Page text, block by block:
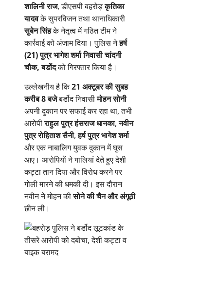
शालिनी राज, डीएसपी बहरोड़कृतिका
यादवके सुपरविजन तथा थानाधिकारी
सुबेन सिंहके नेतृत्व में गठित टीम ने
कार्रवाई को अंजाम दिया। पुलिस नेहर्ष
(21) पुत्र भागेश शर्मा निवासी चांदनी
चौक, बर्डोदको गिरफ्तार किया है।
उल्लेखनीय है कि21 अक्टूबर की सुबह
करीब 8 बजेबर्डोद निवासीमोहन सोनी
अपनी दुकान पर सफाई कर रहा था, तभी
आरोपीराहुल पुत्र हंसराज धानका,नवीन
पुत्र रोहिताश सैनी,हर्ष पुत्र भागेश शर्मा
और एक नाबालिग युवक दुकान में घुस
आए। आरोपियों ने गालियां देते हुए देशी
कट्टा तान दिया और विरोध करने पर
गोली मारने की धमकी दी। इस दौरान
नवीन ने मोहन कीसोने की चैन और अंगूठी
छीन ली।